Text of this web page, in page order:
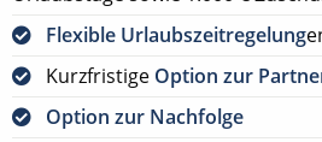
Flexible Urlaubszeitregelung
Kurzfristige Option zur
Option zur Nachfolge